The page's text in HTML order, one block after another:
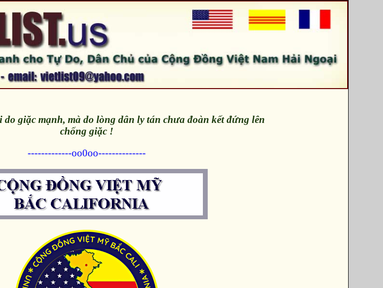
giặc mạnh, mà do lòng dân ly tán chưa đoàn kết đứng lên
chống giặc !
-------------oo0oo--------------